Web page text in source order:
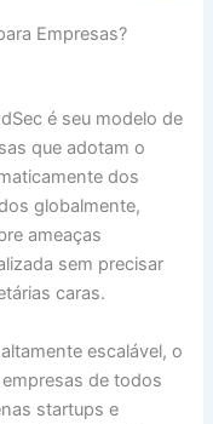
Empresas?
é seu modelo de
que adotam o
dos
globalmente,
ameaças
sem precisar
caras.
escalável, o
de todos
startups e